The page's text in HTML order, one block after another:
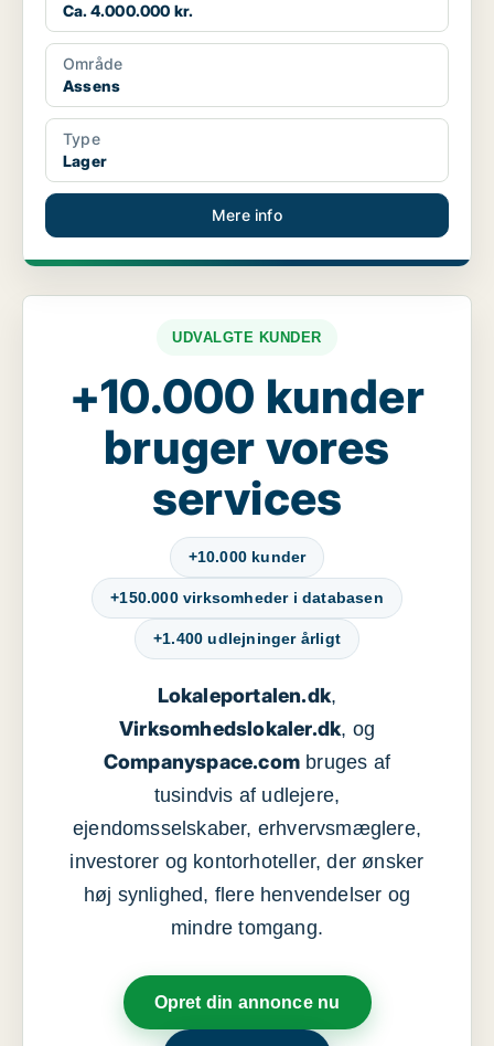
Ca. 4.000.000 kr.
Område
Assens
Type
Lager
Mere info
UDVALGTE KUNDER
+10.000 kunder
bruger vores
services
+10.000 kunder
+150.000 virksomheder i databasen
+1.400 udlejninger årligt
Lokaleportalen.dk,
Virksomhedslokaler.dk, og
Companyspace.com bruges af
tusindvis af udlejere,
ejendomsselskaber, erhvervsmæglere,
investorer og kontorhoteller, der ønsker
høj synlighed, flere henvendelser og
mindre tomgang.
Opret din annonce nu